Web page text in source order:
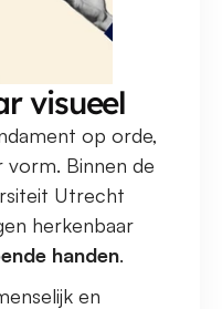
visueel
op orde,
vorm. Binnen de
Utrecht
herkenbaar
handen.
en